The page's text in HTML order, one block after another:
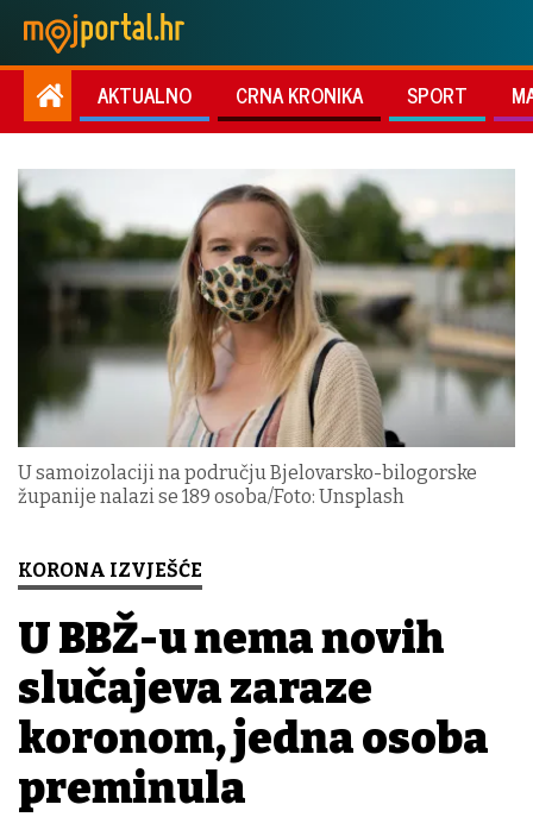
AKTUALNO CRNA KRONIKA SPORT
U samoizolaciji na području Bjelovarsko-bilogorske
županije nalazi se 189 osoba/Foto: Unsplash
KORONA IZVJEŠĆE
U BBŽ-u nema novih
slučajeva zaraze
koronom, jedna osoba
preminula